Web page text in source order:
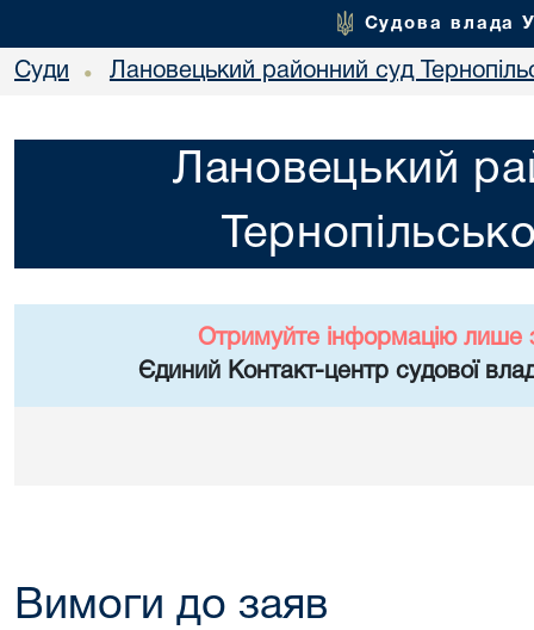
Судова влада
Суди • Лановецький районний суд
Лановецький
Отримуйте інформацію лише
Єдиний Контакт-центр судової
Вимоги до заяв